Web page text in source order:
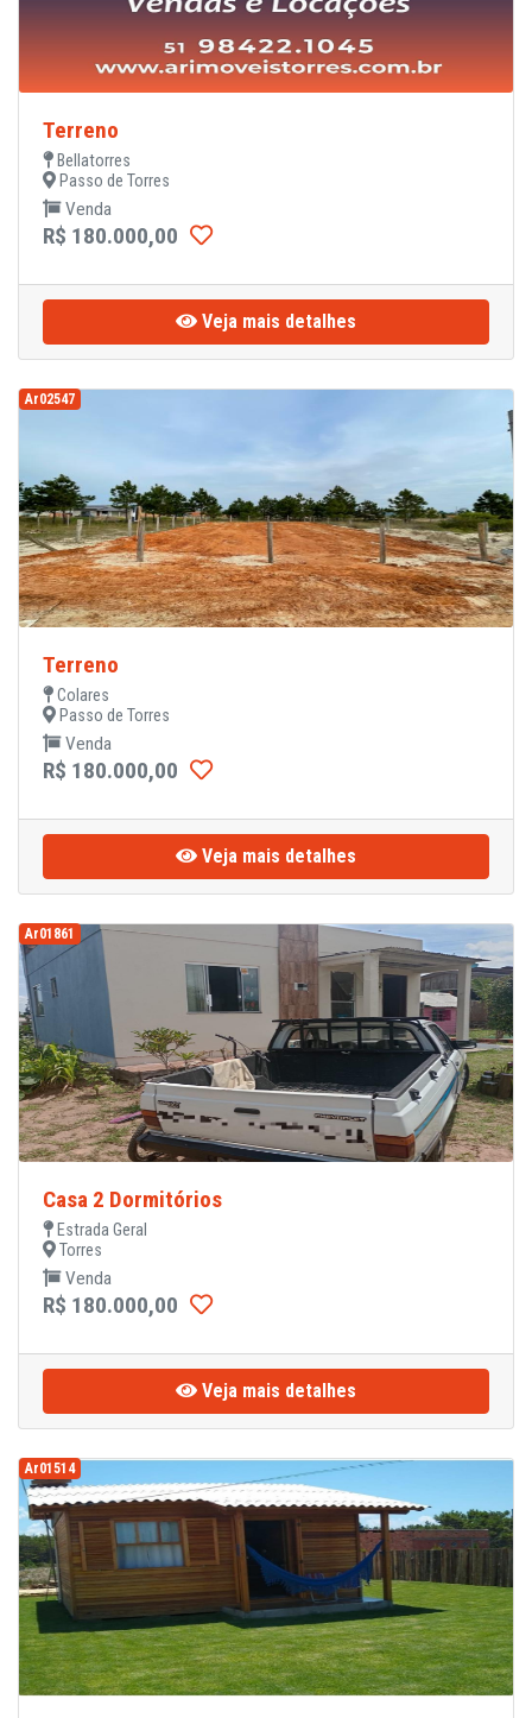
Terreno
Bellatorres
Passo de Torres
Venda
R$ 180.000,00
Veja mais detalhes
Ar02547
Terreno
Colares
Passo de Torres
Venda
R$ 180.000,00
Veja mais detalhes
Ar01861
Casa 2 Dormitórios
Estrada Geral
Torres
Venda
R$ 180.000,00
Veja mais detalhes
Ar01514